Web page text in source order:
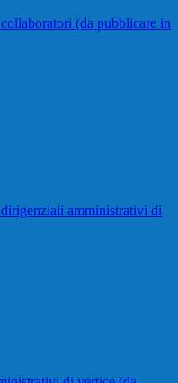
(da pubblicare in
amministrativi di